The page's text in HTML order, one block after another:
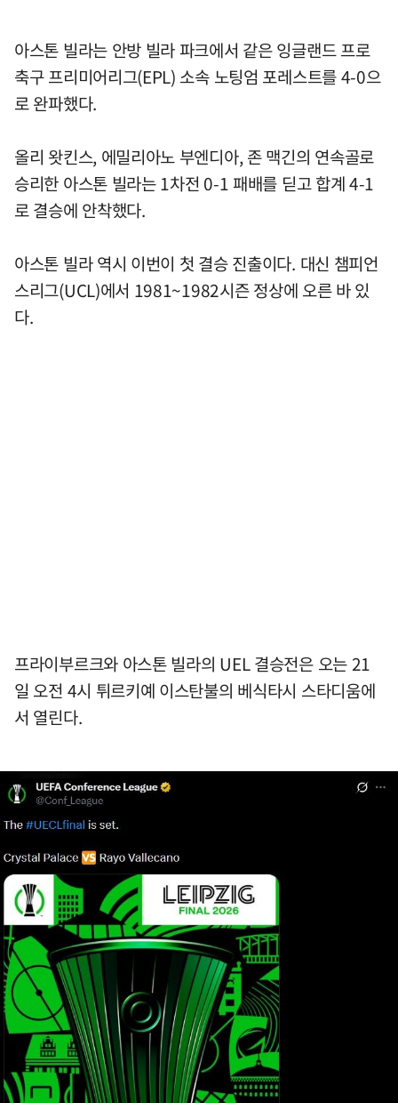
아스톤 빌라는 안방 빌라 파크에서 같은 잉글랜드 프로
축구 프리미어리그(EPL) 소속 노팅엄 포레스트를 4-0으
로 완파했다.
올리 왓킨스, 에밀리아노 부엔디아, 존 맥긴의 연속골로
승리한 아스톤 빌라는 1차전 0-1 패배를 딛고 합계 4-1
로 결승에 안착했다.
아스톤 빌라 역시 이번이 첫 결승 진출이다. 대신 챔피언
스리그(UCL)에서 1981~1982시즌 정상에 오른 바 있
다.
프라이부르크와 아스톤 빌라의 UEL 결승전은 오는 21
일 오전 4시 튀르키예 이스탄불의 베식타시 스타디움에
서 열린다.